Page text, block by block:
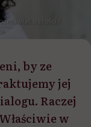
o złości /
by ze
jej
Raczej
w